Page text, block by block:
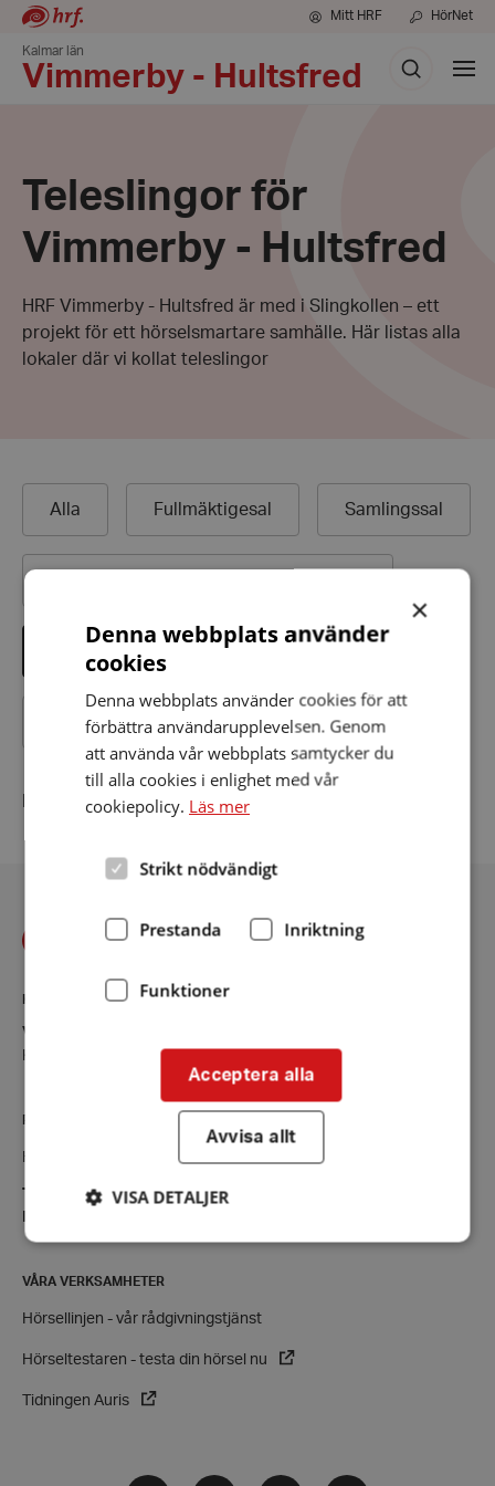
Mitt HRF HörNet
Kalmar län
Vimmerby - Hultsfred
Sök
Visa
Teleslingor för
Vimmerby - Hultsfred
HRF Vimmerby - Hultsfred är med i Slingkollen – ett
projekt för ett hörselsmartare samhälle. Här listas alla
lokaler där vi kollat teleslingor
Alla Fullmäktigesal Samlingssal
Äldreboende
Teater Kyrkor och församlingshem
Inga teleslingor hittades
Vimmerby - Hultsfred
Hörselskadades Riksförbund (HRF)
Tel:
08-457 55 00 (växel)
VÅRA VERKSAMHETER
Hörsellinjen - vår rådgivningstjänst
Hörseltestaren - testa din hörsel nu
Tidningen Auris
×
Denna webbplats använder
cookies
Denna webbplats använder cookies för att
förbättra användarupplevelsen. Genom
att använda vår webbplats samtycker du
till alla cookies i enlighet med vår
cookiepolicy. Läs mer
Strikt nödvändigt
Prestanda Inriktning
Funktioner
Acceptera alla
Avvisa allt
VISA DETALJER
Strikt nödvändigt
Funktioner
Strikt nödvändiga kakor tillåter
och kontohantering. Webbplatsen kan inte